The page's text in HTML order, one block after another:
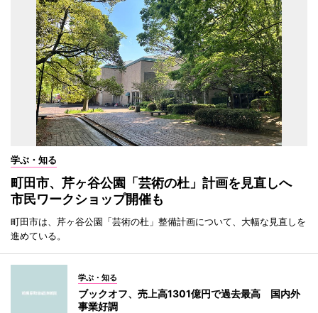
学ぶ・知る
町田市、芹ヶ谷公園「芸術の杜」計画を見直しへ
市民ワークショップ開催も
町田市は、芹ヶ谷公園「芸術の杜」整備計画について、大幅な見直しを
進めている。
学ぶ・知る
ブックオフ、売上高1301億円で過去最高 国内外
事業好調